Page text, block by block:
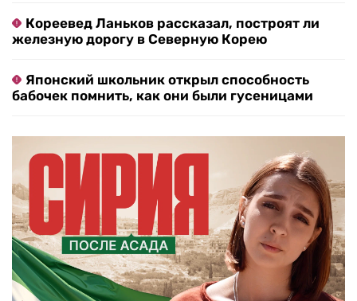
Кореевед Ланьков рассказал, построят ли
железную дорогу в Северную Корею
Японский школьник открыл способность
бабочек помнить, как они были гусеницами